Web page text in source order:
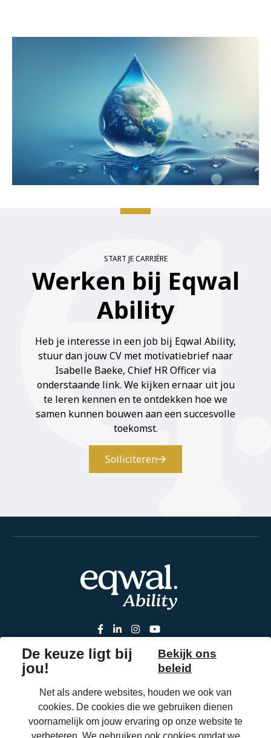
START JE CARRIÈRE
Werken bij Eqwal
Ability
Heb je interesse in een job bij Eqwal Ability,
stuur dan jouw CV met motivatiebrief naar
Isabelle Baeke, Chief HR Officer via
onderstaande link. We kijken ernaar uit jou
te leren kennen en te ontdekken hoe we
samen kunnen bouwen aan een succesvolle
toekomst.
Solliciteren
Aandoeningen
Onze zorgoplossingen
Catalogus
Over Eqwal Ability
Veelgestelde vragen
Onderhoud & reparaties